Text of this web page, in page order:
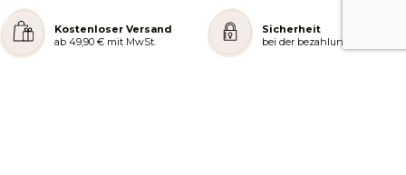
Kostenloser Versand
ab 49,90 € mit MwSt.
Sicherheit
bei der bezahlung